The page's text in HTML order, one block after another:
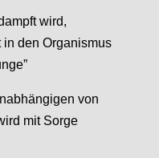
wird,
in den Organismus
von
mit Sorge